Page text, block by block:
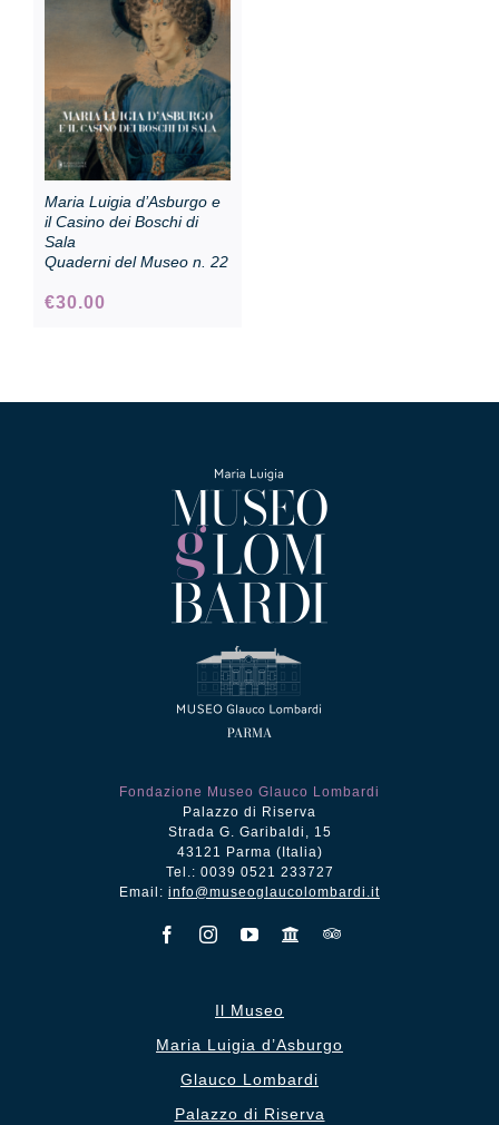
Maria Luigia d’Asburgo e
il Casino dei Boschi di
Sala
Quaderni del Museo n. 22
€30.00
Fondazione Museo Glauco Lombardi
Palazzo di Riserva
Strada G. Garibaldi, 15
43121 Parma (Italia)
Tel.: 0039 0521 233727
Email: info@museoglaucolombardi.it
Il Museo
Maria Luigia d’Asburgo
Glauco Lombardi
Palazzo di Riserva